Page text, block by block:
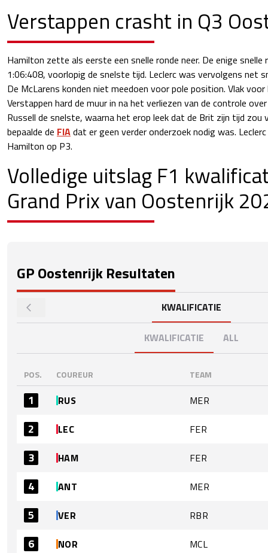
Verstappen crasht in Q3
Hamilton zette als eerste een snelle ronde neer. De enige snelle
1:06:408, voorlopig de snelste tijd. Leclerc was vervolgens net
De McLarens konden niet meedoen voor pole position. Vlak
Verstappen hard de muur in na het verliezen van de controle
Russell de snelste, waarna het erop leek dat de Brit zijn tijd zou
bepaalde de FIAdat er geen verder onderzoek nodig was.
Hamilton op P3.
Volledige uitslag F1
Grand Prix van Oostenrijk
GP OostenrijkResultaten
KWALIFICATIE
KWALIFICATIE ALL
POS. COUREUR TEAM
1 RUS MER
2 LEC FER
3 HAM FER
4 ANT MER
5 VER RBR
6 NOR MCL